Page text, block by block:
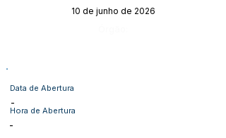
10 de junho de 2026
Data de Abertura
-
Hora de Abertura
-